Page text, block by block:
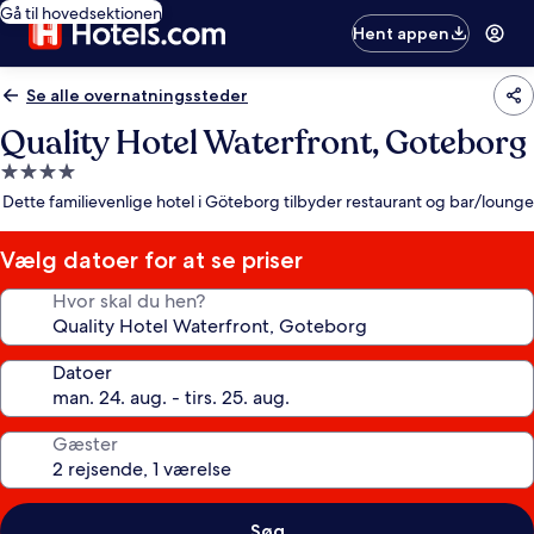
Gå til hovedsektionen
Hent appen
Se alle overnatningssteder
Quality Hotel Waterfront, Goteborg
4.0-
stjernet
Dette familievenlige hotel i Göteborg tilbyder restaurant og bar/lounge
Vælg datoer for at se priser
Hvor skal du hen?
Datoer
Gæster